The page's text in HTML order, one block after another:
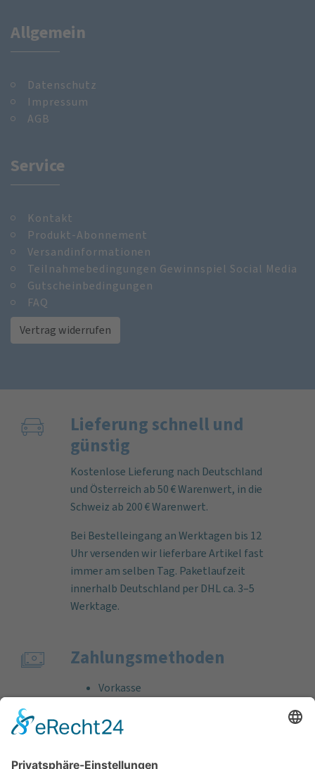
Allgemein
Datenschutz
Impressum
AGB
Service
Kontakt
Produkt-Abonnement
Versandinformationen
Teilnahmebedingungen Gewinnspiel Social Media
Gutscheinbedingungen
FAQ
Vertrag widerrufen
Lieferung schnell und
günstig
Kostenlose Lieferung nach Deutschland
und Österreich ab 50 € Warenwert, in die
Schweiz ab 200 € Warenwert.
Bei Bestelleingang an Werktagen bis 12
Uhr versenden wir lieferbare Artikel fast
immer am selben Tag. Paketlaufzeit
innerhalb Deutschland per DHL ca. 3–5
Werktage.
Zahlungs­methoden
Vorkasse
Bankeinzug
Kreditkarte (VISA & MasterCard)